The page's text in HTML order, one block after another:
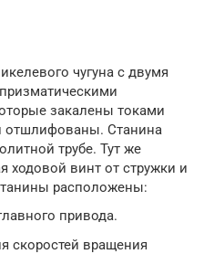
чугуна с двумя
закалены токами
отшлифованы. Станина
трубе. Тут же
винт от стружки и
расположены:
привода.
скоростей вращения